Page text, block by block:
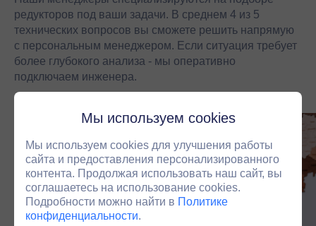
редукторов под ваши задачи. В среднем 4 из 5
технических вопросов вы сможете решить напрямую
с персональным менеджером. Если ситуация требует
более глубокого анализа - мы оперативно
подключаем инженера.
Мы используем cookies
Мы используем cookies для улучшения работы
сайта и предоставления персонализированного
контента. Продолжая использовать наш сайт, вы
соглашаетесь на использование cookies.
Подробности можно найти в Политике
конфиденциальности.